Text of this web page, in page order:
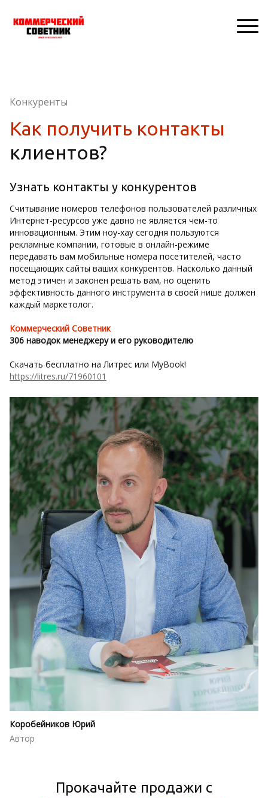
Конкуренты
Как получить контакты
клиентов?
Узнать контакты у конкурентов
Считывание номеров телефонов пользователей различных
Интернет-ресурсов уже давно не является чем-то
инновационным. Этим ноу-хау сегодня пользуются
рекламные компании, готовые в онлайн-режиме
передавать вам мобильные номера посетителей, часто
посещающих сайты ваших конкурентов. Насколько данный
метод этичен и законен решать вам, но оценить
эффективность данного инструмента в своей нише должен
каждый маркетолог.
Коммерческий Советник
306 наводок менеджеру и его руководителю
Скачать бесплатно на Литрес или MyBook!
https://litres.ru/71960101
Коробейников Юрий
Автор
Прокачайте продажи с